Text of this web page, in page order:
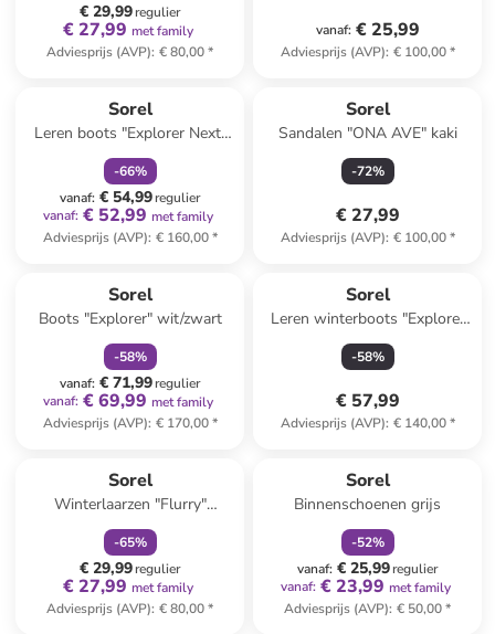
€ 29,99regulier
€ 27,99 met family
Adviesprijs (AVP): € 80,00*
vanaf: € 25,99
Adviesprijs (AVP): € 100,00*
Sorel
Leren boots "Explorer Next"
zwart
-66%
vanaf: € 54,99regulier
vanaf: € 52,99 met family
Adviesprijs (AVP): € 160,00*
Sorel
Sandalen "ONA AVE" kaki
-72%
€ 27,99
Adviesprijs (AVP): € 100,00*
Sorel
Boots "Explorer" wit/zwart
-58%
vanaf: € 71,99regulier
vanaf: € 69,99 met family
Adviesprijs (AVP): € 170,00*
Sorel
Leren winterboots "Explorer
II" lichtbruin/wit
-58%
€ 57,99
Adviesprijs (AVP): € 140,00*
Sorel
Winterlaarzen "Flurry"
paars/rood
-65%
€ 29,99regulier
€ 27,99 met family
Adviesprijs (AVP): € 80,00*
Sorel
Binnenschoenen grijs
-52%
vanaf: € 25,99regulier
vanaf: € 23,99 met family
Adviesprijs (AVP): € 50,00*